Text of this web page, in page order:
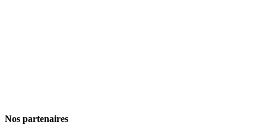
Nos partenaires